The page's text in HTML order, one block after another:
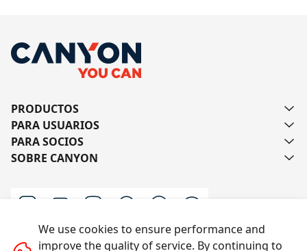
PRODUCTOS
PARA USUARIOS
PARA SOCIOS
SOBRE CANYON
We use cookies to ensure performance and
improve the quality of service. By continuing to